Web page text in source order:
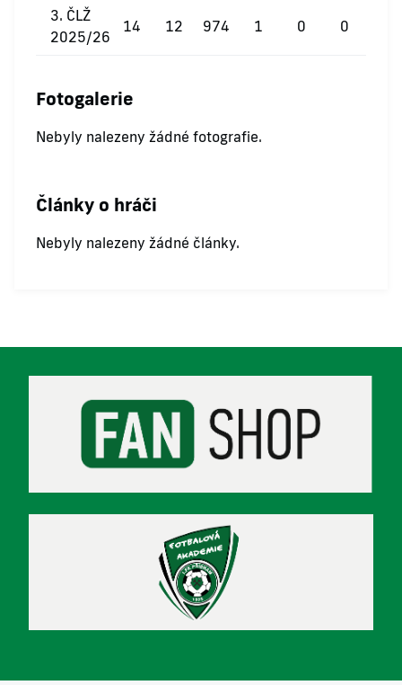
3. ČLŽ
2025/26
14 12 974 1 0 0
Fotogalerie
Nebyly nalezeny žádné fotografie.
Články o hráči
Nebyly nalezeny žádné články.